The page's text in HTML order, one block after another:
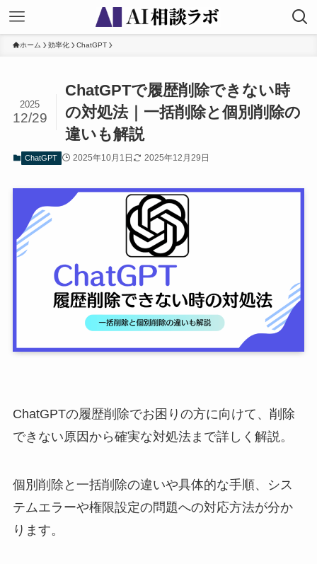
ホーム 効率化 ChatGPT
ChatGPTで履歴削除できない時
の対処法｜一括削除と個別削除の
違いも解説
2025
12/29
ChatGPT 2025年10月1日 2025年12月29日
ChatGPTの履歴削除でお困りの方に向けて、削除
できない原因から確実な対処法まで詳しく解説。
個別削除と一括削除の違いや具体的な手順、シス
テムエラーや権限設定の問題への対応方法が分か
ります。